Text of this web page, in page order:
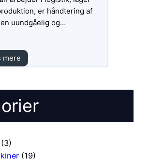
(3)
(19)
er håndtering af
uundgåelig og…
mere